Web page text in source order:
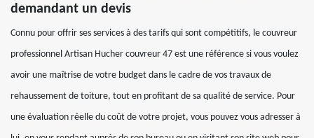
demandant un devis
Connu pour offrir ses services à des tarifs qui sont compétitifs, le couvreur
professionnel Artisan Hucher couvreur 47 est une référence si vous voulez
avoir une maîtrise de votre budget dans le cadre de vos travaux de
rehaussement de toiture, tout en profitant de sa qualité de service. Pour
une évaluation réelle du coût de votre projet, vous pouvez vous adresser à